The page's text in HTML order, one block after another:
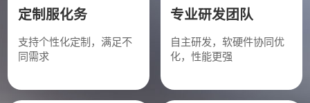
定制服化务
支持个性化定制，满足不
同需求
专业研发团队
自主研发，软硬件协同优
化，性能更强